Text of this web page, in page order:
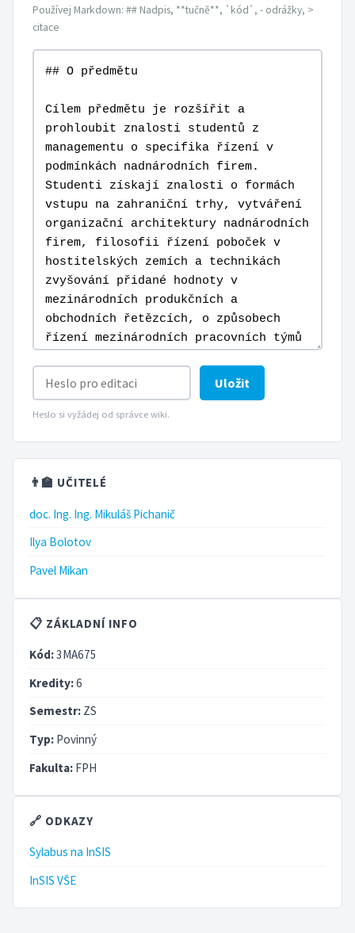
Používej Markdown: ## Nadpis, **tučně**, `kód`, - odrážky, >
citace
Uložit
Heslo si vyžádej od správce wiki.
👨‍🏫 UČITELÉ
doc. Ing. Ing. Mikuláš Pichanič
Ilya Bolotov
Pavel Mikan
📋 ZÁKLADNÍ INFO
Kód:3MA675
Kredity:6
Semestr: ZS
Typ: Povinný
Fakulta: FPH
🔗 ODKAZY
Sylabus na InSIS
InSIS VŠE